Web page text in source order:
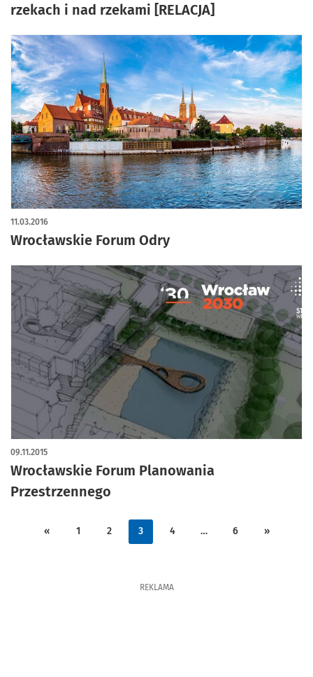
rzekach i nad rzekami [RELACJA]
Wrocławskie Forum Odry
11.03.2016
Wrocławskie Forum Planowania
Przestrzennego
09.11.2015
« 1 2 3 4 … 6 »
REKLAMA